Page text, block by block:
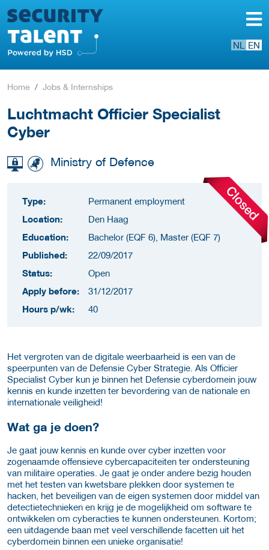
NL EN
Home Jobs & Internships
Luchtmacht Officier Specialist
Cyber
Ministry of Defence
Type:
Permanent employment
Location:
Den Haag
Education:
Bachelor (EQF 6), Master (EQF 7)
Published:
22/09/2017
Status:
Open
Apply before:
31/12/2017
Hours p/wk:
40
Het vergroten van de digitale weerbaarheid is een van de
speerpunten van de Defensie Cyber Strategie. Als Officier
Specialist Cyber kun je binnen het Defensie cyberdomein jouw
kennis en kunde inzetten ter bevordering van de nationale en
internationale veiligheid!
Wat ga je doen?
Je gaat jouw kennis en kunde over cyber inzetten voor
zogenaamde offensieve cybercapaciteiten ter ondersteuning
van militaire operaties. Je gaat je onder andere bezig houden
met het testen van kwetsbare plekken door systemen te
hacken, het beveiligen van de eigen systemen door middel van
detectietechnieken en krijg je de mogelijkheid om software te
ontwikkelen om cyberacties te kunnen ondersteunen. Kortom;
een uitdagende baan met veel verschillende facetten uit het
cyberdomein binnen een unieke organisatie!